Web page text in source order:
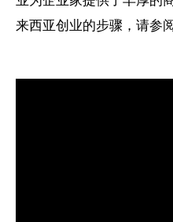
来西亚创业的步骤，请参